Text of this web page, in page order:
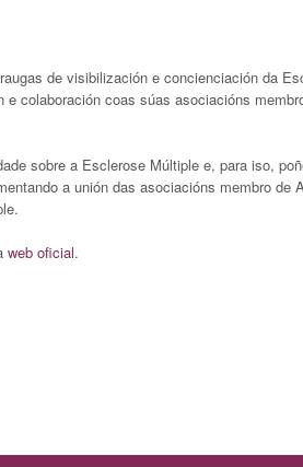
de visibilización e concienciación da
colaboración coas súas asociacións
sobre a Esclerose Múltiple e, para iso,
a unión das asociacións membro de
web oficial.